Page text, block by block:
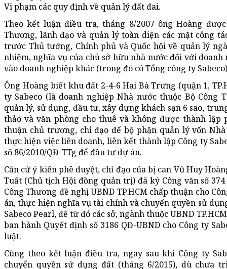
Vi phạm các quy định về quản lý đất đai.
Theo kết luận điều tra, tháng 8/2007 ông Hoàng
Thương, lãnh đạo và quản lý toàn diện các mặt công
trước Thủ tướng, Chính phủ và Quốc hội về quản lý
nhiệm, nghĩa vụ của chủ sở hữu nhà nước đối với
vào doanh nghiệp khác (trong đó có Tổng công ty
Ông Hoàng biết khu đất 2-4-6 Hai Bà Trưng (quận 1,
ty Sabeco (là doanh nghiệp Nhà nước thuộc Bộ Công
quản lý, sử dụng, đầu tư, xây dựng khách sạn 6 sao,
thảo và văn phòng cho thuê và không được thành lập
thuận chủ trương, chỉ đạo để bộ phận quản lý vốn
thực hiện việc liên doanh, liên kết thành lập Công ty
số 86/2010/QĐ-TTg để đầu tư dự án.
Căn cứ ý kiến phê duyệt, chỉ đạo của bị can Vũ Huy
Tuất (Chủ tịch Hội đồng quản trị) đã ký Công văn số
Công Thương đề nghị UBND TP.HCM chấp thuận cho
án, thực hiện nghĩa vụ tài chính và chuyển quyền sử
Sabeco Pearl, để từ đó các sở, ngành thuộc UBND
ban hành Quyết định số 3186 QĐ-UBND cho Công ty
luật.
Cũng theo kết luận điều tra, ngay sau khi Công ty
chuyển quyền sử dụng đất (tháng 6/2015), dù chưa